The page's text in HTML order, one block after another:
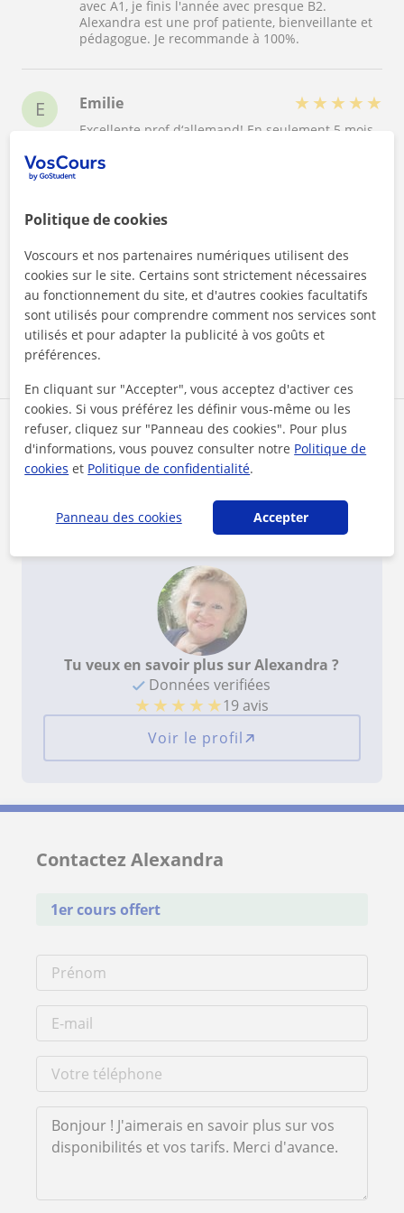
avec A1, je finis l'année avec presque B2.
Alexandra est une prof patiente, bienveillante et
pédagogue. Je recommande à 100%.
E Emilie ★ ★ ★ ★ ★
Excellente prof d‘allemand! En seulement 5 mois,
semaine, à passer d’un A1/A2 à un bon B2 (avec
grammaire et de vocabulaire. Merci pour tout!
Super rapport qualité/prix, je recommande
Z Zina Faouzi ★★ ★★
Excellente professeure, très gentille, arrangeante
et surtout toujours à l’écoute. J’ai beaucoup
progressé grâce à elle !
Voir tous les avis
Reconnaissances
Professeur(e) vérifié(e)
Alexandra fait partie de notre programme de
confiance
Tu veux en savoir plus sur Alexandra ?
Données verifiées
★ ★ ★ ★ ★19 avis
Voir le profil
Contactez Alexandra
1er cours offert
Politique de cookies
Voscours et nos partenaires numériques utilisent des
cookies sur le site. Certains sont strictement nécessaires
au fonctionnement du site, et d'autres cookies facultatifs
sont utilisés pour comprendre comment nos services sont
utilisés et pour adapter la publicité à vos goûts et
préférences.
En cliquant sur "Accepter", vous acceptez d'activer ces
cookies. Si vous préférez les définir vous-même ou les
refuser, cliquez sur "Panneau des cookies". Pour plus
d'informations, vous pouvez consulter notre Politique de
cookies et Politique de confidentialité.
Panneau des cookies Accepter